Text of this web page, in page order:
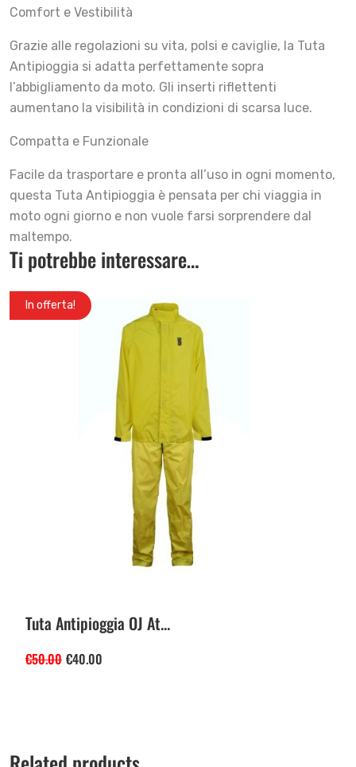
Comfort e Vestibilità
Grazie alle regolazioni su vita, polsi e caviglie, la Tuta
Antipioggia si adatta perfettamente sopra
l’abbigliamento da moto. Gli inserti riflettenti
aumentano la visibilità in condizioni di scarsa luce.
Compatta e Funzionale
Facile da trasportare e pronta all’uso in ogni momento,
questa Tuta Antipioggia è pensata per chi viaggia in
moto ogni giorno e non vuole farsi sorprendere dal
maltempo.
Ti potrebbe interessare…
In offerta!
Tuta Antipioggia OJ At...
€50.00 €40.00